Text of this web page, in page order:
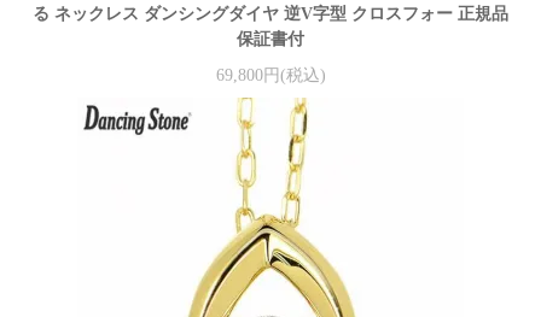
る ネックレス ダンシングダイヤ 逆V字型 クロスフォー 正規品
保証書付
69,800円(税込)